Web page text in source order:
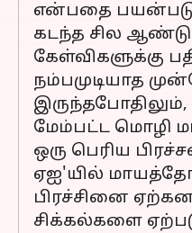
என்பதை
கடந்த சில
கேள்விகளுக்கு
நம்பமுடியாத
இருந்தபோதிலும்,
மேம்பட்ட மொழி
ஒரு பெரிய
ஏஐ'யில்
பிரச்சினை
சிக்கல்களை